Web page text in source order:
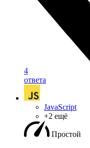
4
ответа
JavaScript
+2 ещё
Простой